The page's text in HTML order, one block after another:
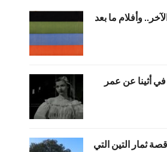
وأفلام ما بعد
أثينا عن عمر
ثمار التين التي